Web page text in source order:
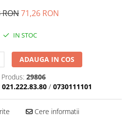
RON71,26 RON
IN STOC
ADAUGA IN COS
29806
021.222.83.80 / 0730111101
Cere informatii